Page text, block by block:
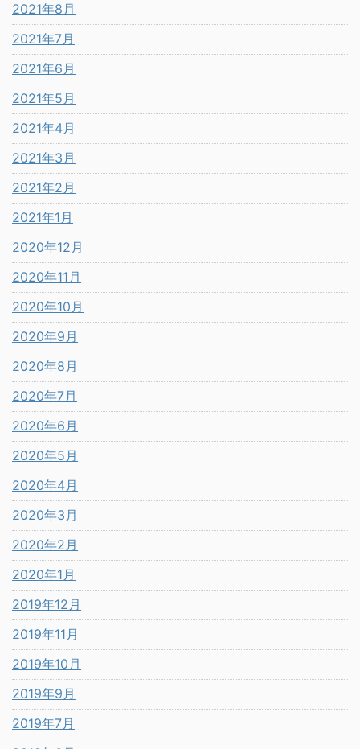
2021年8月
2021年7月
2021年6月
2021年5月
2021年4月
2021年3月
2021年2月
2021年1月
2020年12月
2020年11月
2020年10月
2020年9月
2020年8月
2020年7月
2020年6月
2020年5月
2020年4月
2020年3月
2020年2月
2020年1月
2019年12月
2019年11月
2019年10月
2019年9月
2019年7月